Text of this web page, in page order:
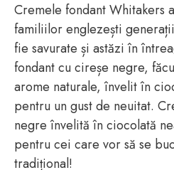
Cremele fondant Whitakers
familiilor englezești
fie savurate și astăzi în
fondant cu cireșe negre,
arome naturale, învelit în
pentru un gust de neuitat.
negre învelită în ciocolată
pentru cei care vor să se
tradițional!